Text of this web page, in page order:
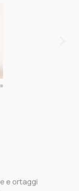
e ortaggi